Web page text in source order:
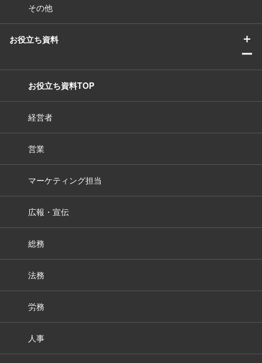
その他
お役立ち資料
＋
ー
お役立ち資料TOP
経営者
営業
マーケティング担当
広報・宣伝
総務
法務
労務
人事